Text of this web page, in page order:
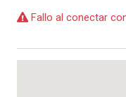
Fallo al conectar